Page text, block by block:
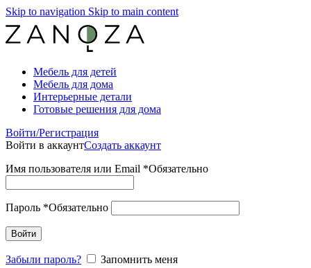
Skip to navigation Skip to main content
Мебель для детей
Мебель для дома
Интерьерные детали
Готовые решения для дома
Войти/Регистрация
Войти в аккаунтСоздать аккаунт
Имя пользователя или Email *Обязательно
Пароль *Обязательно
Войти
Забыли пароль?
Запомнить меня